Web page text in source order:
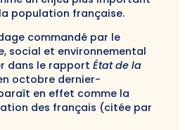
population française.
commandé par le
social et environnemental
dans le rapport État de la
octobre dernier-
en effet comme la
des français (citée par